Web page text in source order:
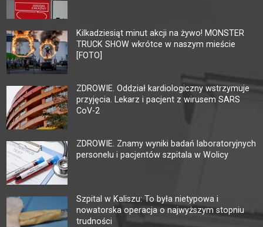
Kilkadziesiąt minut akcji na żywo! MONSTER
TRUCK SHOW wkrótce w naszym mieście
[FOTO]
ZDROWIE. Oddział kardiologiczny wstrzymuje
przyjęcia. Lekarz i pacjent z wirusem SARS
CoV-2
ZDROWIE. Znamy wyniki badań laboratoryjnych
personelu i pacjentów szpitala w Wolicy
Szpital w Kaliszu: To była nietypowa i
nowatorska operacja o najwyższym stopniu
trudności